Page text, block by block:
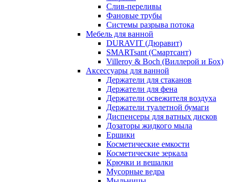
Слив-переливы
Фановые трубы
Системы разрыва потока
Мебель для ванной
DURAVIT (Дюравит)
SMARTsant (Смартсант)
Villeroy & Boch (Виллерой и Бох)
Аксессуары для ванной
Держатели для стаканов
Держатели для фена
Держатели освежителя воздуха
Держатели туалетной бумаги
Диспенсеры для ватных дисков
Дозаторы жидкого мыла
Ершики
Косметические емкости
Косметические зеркала
Крючки и вешалки
Мусорные ведра